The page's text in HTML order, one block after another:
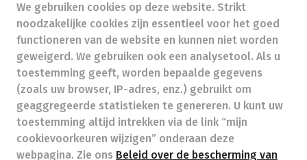
gezond@apotheeknieuwmoer.be -
Ondernemingsnummer (BTW nr.) (BE)0471967851
Beroepstitel: Apotheker werkzaam in België
Beroepsvereniging: Algemene Pharmaceutische
Bond autorisatienummer FAGG 112905
Valt onder toezicht van de Orde der Apothekers,
02/537.42.67, Henri Jasparlaan 94 1060 Brussel
Deontologie:
Code van de farmaceutische plichtenleer
Tarieven terugbetaalde zorg
We gebruiken cookies op deze website. Strikt
noodzakelijke cookies zijn essentieel voor het goed
functioneren van de website en kunnen niet worden
geweigerd. We gebruiken ook een analysetool. Als u
toestemming geeft, worden bepaalde gegevens
(zoals uw browser, IP-adres, enz.) gebruikt om
geaggregeerde statistieken te genereren. U kunt uw
toestemming altijd intrekken via de link “mijn
cookievoorkeuren wijzigen” onderaan deze
webpagina. Zie ons Beleid over de bescherming van